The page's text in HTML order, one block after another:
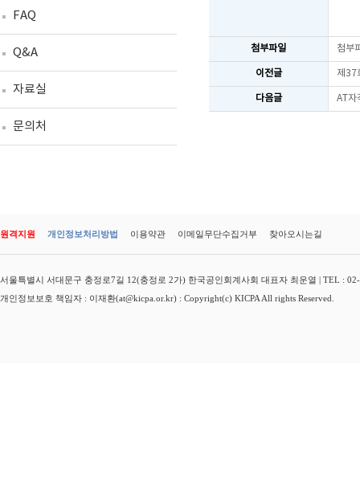
FAQ
Q&A
자료실
문의처
첨부파일 첨부
이전글 제37
다음글 AT자
원격지원 개인정보처리방법 이용약관 이메일무단수집거부 찾아오시는길
서울특별시 서대문구 충정로7길 12(충정로 2가) 한국공인회계사회 대표자 최운열 | TEL :
개인정보보호 책임자 : 이재환(at@kicpa.or.kr) : Copyright(c) KICPA All rights Reserved.